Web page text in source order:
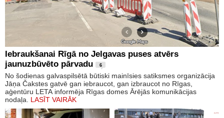
Iebraukšanai Rīgā no Jelgavas puses atvērs
jaunuzbūvēto pārvadu
6
No šodienas galvaspilsētā būtiski mainīsies satiksmes organizācija
Jāņa Čakstes gatvē gan iebraucot, gan izbraucot no Rīgas,
aģentūru LETA informēja Rīgas domes Ārējās komunikācijas
nodaļa. LASĪT VAIRĀK